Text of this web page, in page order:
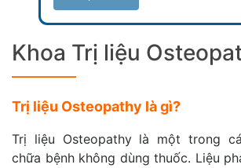
Khoa Trị liệu
Trị liệu Osteopathy là gì?
Trị liệu Osteopathy là một trong
chữa bệnh không dùng thuốc. Liệu